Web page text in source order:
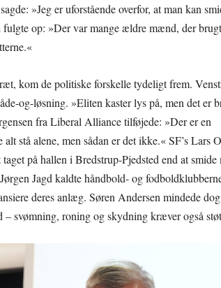
»Jeg er uforstående overfor, at man kan
op: »Der var mange ældre mænd, der
kom de politiske forskelle tydeligt frem.
og-løsning. »Eliten kaster lys på, men det er
fra Liberal Alliance tilføjede: »Der er en
stå alene, men sådan er det ikke.« SF’s Lars
på hallen i Bredstrup-Pjedsted end at
Jagd kaldte håndbold- og
deres anlæg. Søren Andersen mindede
svømning, roning og skydning kræver også